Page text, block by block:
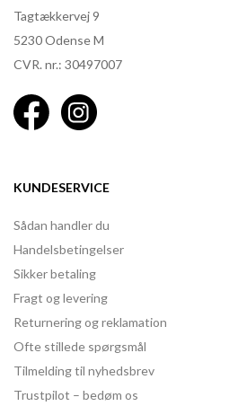
Tagtækkervej 9
5230 Odense M
CVR. nr.: 30497007
KUNDESERVICE
Sådan handler du
Handelsbetingelser
Sikker betaling
Fragt og levering
Returnering og reklamation
Ofte stillede spørgsmål
Tilmelding til nyhedsbrev
Trustpilot – bedøm os